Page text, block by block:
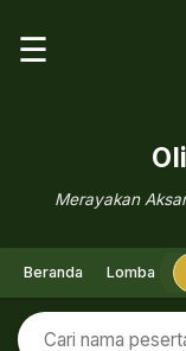
☰
Merayakan
Beranda Lomba